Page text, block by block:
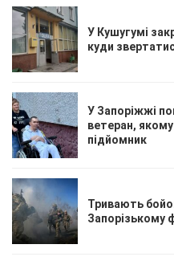
У Кушугумі
куди
У Запоріжжі
ветеран,
підйомник
Тривають
Запорізькому